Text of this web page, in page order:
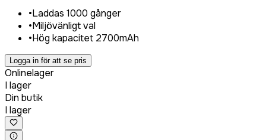
•Laddas 1000 gånger
•Miljövänligt val
•Hög kapacitet 2700mAh
Logga in för att se pris
Onlinelager
I lager
Din butik
I lager